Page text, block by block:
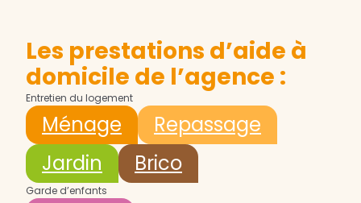
Les prestations d’aide à
domicile de l’agence :
Entretien du logement
Ménage
Repassage
Jardin
Brico
Garde d’enfants